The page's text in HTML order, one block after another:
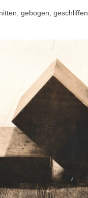
gebogen, geschliffen